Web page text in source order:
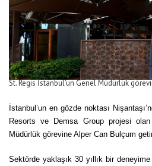
St. Regis İstanbul’un Genel Müdürlük
İstanbul’un en gözde noktası
Resorts ve Demsa Group projesi
Müdürlük görevine Alper Can Bulçum
Sektörde yaklaşık 30 yıllık bir